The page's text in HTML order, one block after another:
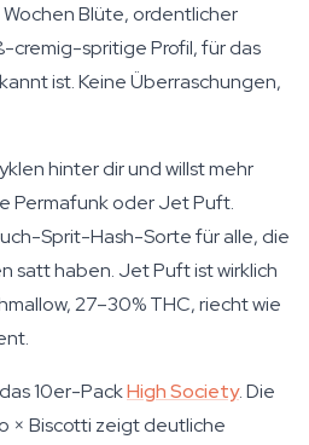
Blüte, ordentlicher
cremig-spritige Profil, für das
ist. Keine Überraschungen,
hinter dir und willst mehr
Permafunk oder Jet Puft.
Sprit-Hash-Sorte für alle, die
satt haben. Jet Puft ist wirklich
27–30% THC, riecht wie
10er-PackHigh Society. Die
× Biscotti zeigt deutliche